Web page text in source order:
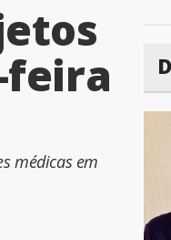
feira
médicas em